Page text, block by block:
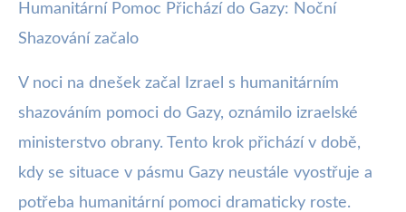
webya.cz
Izrael začal s nočním shazováním
pomoci do Gazy
· 3 min čtení · Autor: Barbora Černá
Humanitární Pomoc Přichází do Gazy: Noční
Shazování začalo
V noci na dnešek začal Izrael s humanitárním
shazováním pomoci do Gazy, oznámilo izraelské
ministerstvo obrany. Tento krok přichází v době,
kdy se situace v pásmu Gazy neustále vyostřuje a
potřeba humanitární pomoci dramaticky roste.